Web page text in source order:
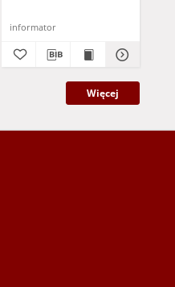
informator
Więcej